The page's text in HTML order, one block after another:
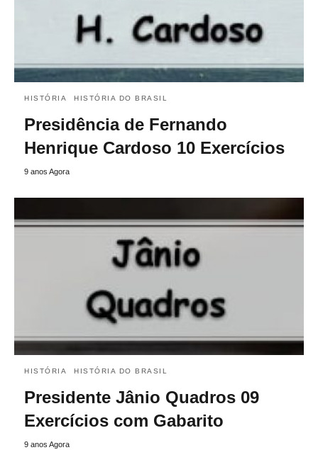
HISTÓRIA HISTÓRIA DO BRASIL
Presidência de Fernando
Henrique Cardoso 10 Exercícios
9 anos Agora
HISTÓRIA HISTÓRIA DO BRASIL
Presidente Jânio Quadros 09
Exercícios com Gabarito
9 anos Agora